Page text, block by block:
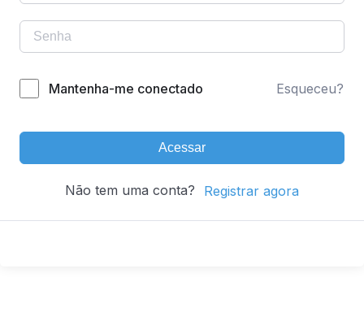
Mantenha-me conectado Esqueceu?
Acessar
Não tem uma conta? Registrar agora